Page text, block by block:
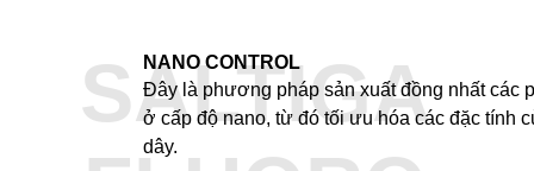
NANO CONTROL
Đây là phương pháp sản xuất đồng nhất các
ở cấp độ nano, từ đó tối ưu hóa các đặc tính
dây.
SALTIGA